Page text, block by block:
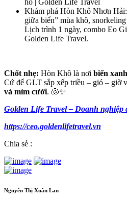
Khám phá Hòn Khô Nhơn
giữa biển” mùa khô,
Lịch trình 1 ngày, combo Eo
Golden Life Travel.
Chốt nhẹ: Hòn Khô là nơi biển
Cứ để GLT sắp xếp triều – gió – giờ
và mỉm cười. 🐚✨
Golden Life Travel – Doanh nghiệp
https://ceo.goldenlifetravel.vn
Chia sẻ :
Nguyễn Thị Xuân Lan